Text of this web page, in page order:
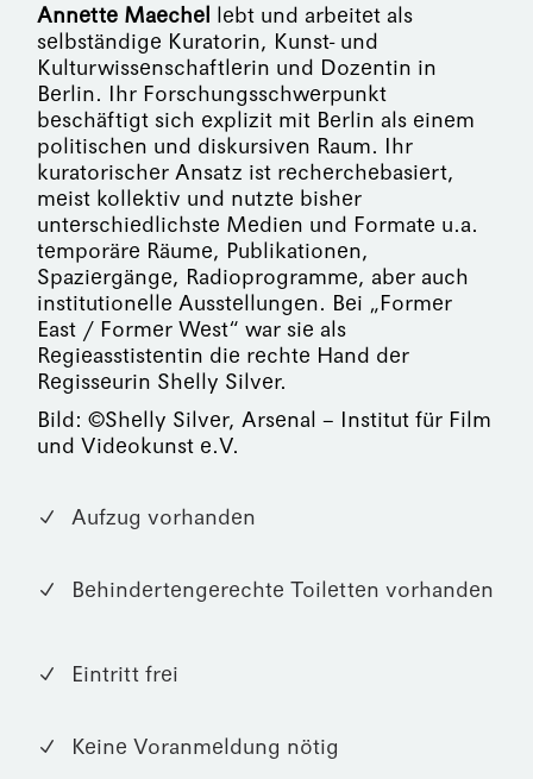
Annette Maechel lebt und arbeitet als
selbständige Kuratorin, Kunst- und
Kulturwissenschaftlerin und Dozentin in
Berlin. Ihr Forschungsschwerpunkt
beschäftigt sich explizit mit Berlin als einem
politischen und diskursiven Raum. Ihr
kuratorischer Ansatz ist recherchebasiert,
meist kollektiv und nutzte bisher
unterschiedlichste Medien und Formate u.a.
temporäre Räume, Publikationen,
Spaziergänge, Radioprogramme, aber auch
institutionelle Ausstellungen. Bei „Former
East / Former West“ war sie als
Regieasstistentin die rechte Hand der
Regisseurin Shelly Silver.
Bild: ©Shelly Silver, Arsenal – Institut für Film
und Videokunst e.V.
Aufzug vorhanden
Behindertengerechte Toiletten vorhanden
Eintritt frei
Keine Voranmeldung nötig